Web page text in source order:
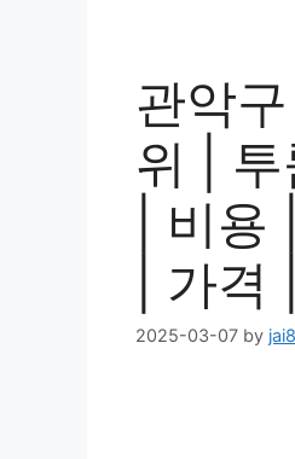
관악
위 |
| 비
| 가
2025-03-07 by